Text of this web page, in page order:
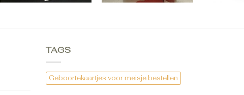
TAGS
Geboortekaartjes voor meisje bestellen